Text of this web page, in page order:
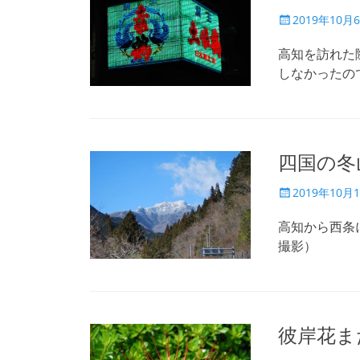
投
日
2019年10月
高知を訪れた
しなかった
四国の
投
日
2019年10月
高知から西条
撮影）
彼岸花